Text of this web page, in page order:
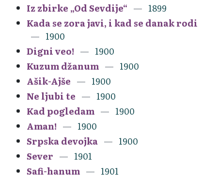
Iz zbirke „Od Sevdije“
1899
Kada se zora javi, i kad se danak rodi
1900
Digni veo!
1900
Kuzum džanum
1900
Ašik-Ajše
1900
Ne ljubi te
1900
Kad pogledam
1900
Aman!
1900
Srpska devojka
1900
Sever
1901
Safi-hanum
1901